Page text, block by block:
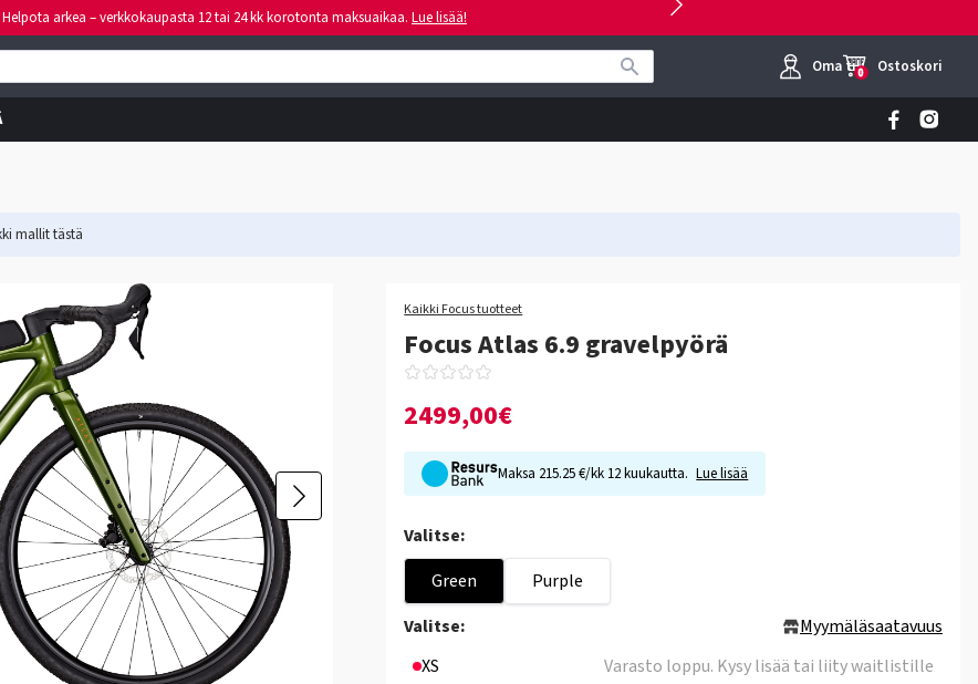
Helpota arkea – verkkokaupasta 12 tai 24 kk korotonta maksuaikaa. Lue lisää!
Oma tili
0 Ostoskori
mallittästä
Kaikki Focus tuotteet
Focus Atlas 6.9 gravelpyörä
2499,00€
Maksa 215.25 €/kk 12 kuukautta. Lue lisää
Valitse:
Green
Purple
Valitse:
Myymäläsaatavuus
XS
Varasto loppu. Kysy lisää tai liity waitlistille